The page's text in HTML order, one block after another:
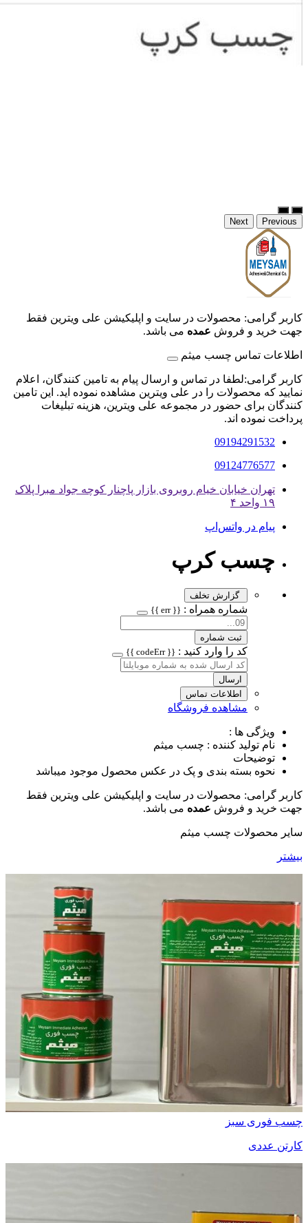
Previous
Next
کاربر گرامی: محصولات در سایت و اپلیکیشن علی ویترین فقط
جهت خرید و فروش عمده می باشد.
اطلاعات تماس چسب میثم
کاربر گرامی:لطفا در تماس و ارسال پیام به تامین کنندگان، اعلام
نمایید که محصولات را در علی ویترین مشاهده نموده اید. این تامین
کنندگان برای حضور در مجموعه علی ویترین، هزینه تبلیغات
پرداخت نموده اند.
09194291532
09124776577
تهران خیابان خیام روبروی بازار پاچنار کوچه جواد مبرا پلاک
۱۹ واحد ۴
پیام در واتس‌اپ
چسب کرپ
گزارش تخلف
شماره همراه : {{ err }}
ثبت شماره
کد را وارد کنید : {{ codeErr }}
ارسال
اطلاعات تماس
مشاهده فروشگاه
ویژگی ها :
نام تولید کننده : چسب میثم
توضیحات
نحوه بسته بندی و پک در عکس محصول موجود میباشد
کاربر گرامی: محصولات در سایت و اپلیکیشن علی ویترین فقط
جهت خرید و فروش عمده می باشد.
سایر محصولات چسب میثم
بیشتر
چسب فوری سبز
کارتن عددی